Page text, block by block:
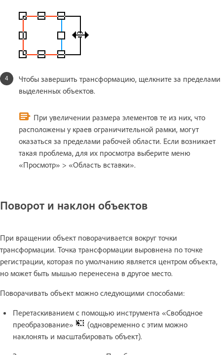
Чтобы завершить трансформацию, щелкните за пределами
выделенных объектов.
При увеличении размера элементов те из них, что
расположены у краев ограничительной рамки, могут
оказаться за пределами рабочей области. Если возникает
такая проблема, для их просмотра выберите меню
«Просмотр» > «Область вставки».
Поворот и наклон объектов
При вращении объект поворачивается вокруг точки
трансформации. Точка трансформации выровнена по точке
регистрации, которая по умолчанию является центром объекта,
но может быть мышью перенесена в другое место.
Поворачивать объект можно следующими способами:
Перетаскиванием с помощью инструмента «Свободное
преобразование»
(одновременно с этим можно
наклонять и масштабировать объект).